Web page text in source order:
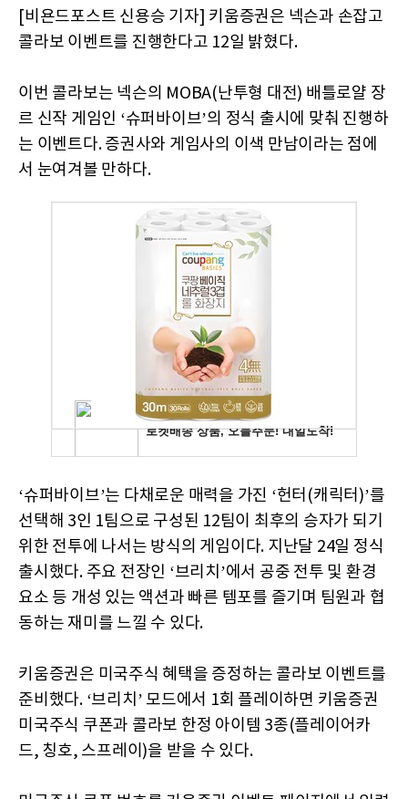
[비욘드포스트 신용승 기자] 키움증권은 넥슨과 손잡고
콜라보 이벤트를 진행한다고 12일 밝혔다.
이번 콜라보는 넥슨의 MOBA(난투형 대전) 배틀로얄 장
르 신작 게임인 ‘슈퍼바이브’의 정식 출시에 맞춰 진행하
는 이벤트다. 증권사와 게임사의 이색 만남이라는 점에
서 눈여겨볼 만하다.
‘슈퍼바이브’는 다채로운 매력을 가진 ‘헌터(캐릭터)’를
선택해 3인 1팀으로 구성된 12팀이 최후의 승자가 되기
위한 전투에 나서는 방식의 게임이다. 지난달 24일 정식
출시했다. 주요 전장인 ‘브리치’에서 공중 전투 및 환경
요소 등 개성 있는 액션과 빠른 템포를 즐기며 팀원과 협
동하는 재미를 느낄 수 있다.
키움증권은 미국주식 혜택을 증정하는 콜라보 이벤트를
준비했다. ‘브리치’ 모드에서 1회 플레이하면 키움증권
미국주식 쿠폰과 콜라보 한정 아이템 3종(플레이어카
드, 칭호, 스프레이)을 받을 수 있다.